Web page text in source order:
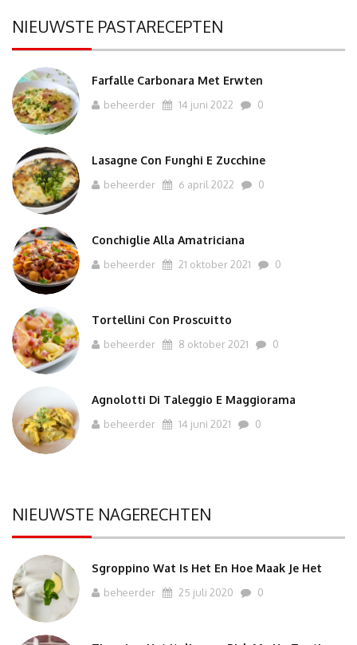
NIEUWSTE PASTARECEPTEN
Farfalle Carbonara Met Erwten
beheerder 14 juni 2022 0
Lasagne Con Funghi E Zucchine
beheerder 6 april 2022 0
Conchiglie Alla Amatriciana
beheerder 21 oktober 2021 0
Tortellini Con Proscuitto
beheerder 8 oktober 2021 0
Agnolotti Di Taleggio E Maggiorama
beheerder 14 juni 2021 0
NIEUWSTE NAGERECHTEN
Sgroppino Wat Is Het En Hoe Maak Je Het
beheerder 25 juli 2020 0